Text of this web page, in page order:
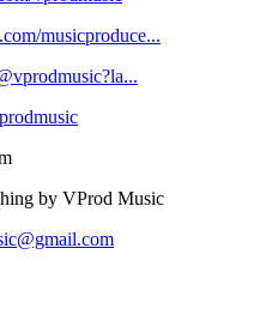
musicproduce...
by VProd Music